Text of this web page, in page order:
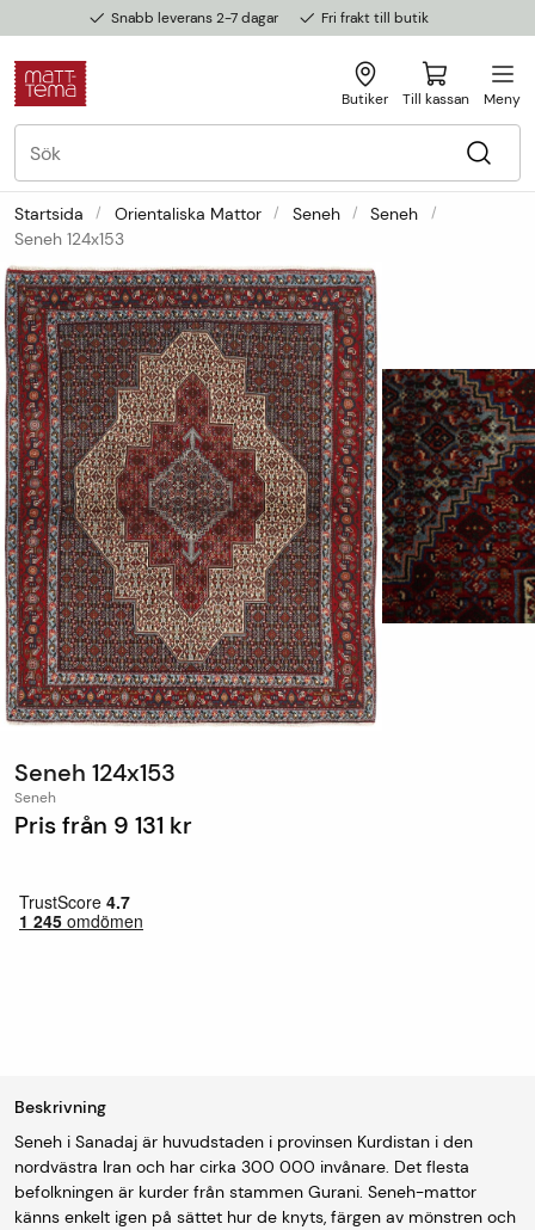
Snabb leverans 2-7 dagar Fri frakt till butik
Butiker Till kassan Meny
Startsida Orientaliska Mattor Seneh
Seneh
Seneh 124x153
Seneh 124x153
Seneh
Pris från 9 131 kr
Beskrivning
Seneh i Sanadaj är huvudstaden i provinsen Kurdistan i den
nordvästra Iran och har cirka 300 000 invånare. Det flesta
befolkningen är kurder från stammen Gurani. Seneh-mattor
känns enkelt igen på sättet hur de knyts, färgen av mönstren och